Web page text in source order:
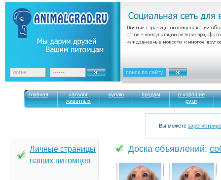
главная
каталог
животных
куплю продам
в хорошие
руки
Вы можете
Личные страницы
наших питомцев
Доска объявлений: